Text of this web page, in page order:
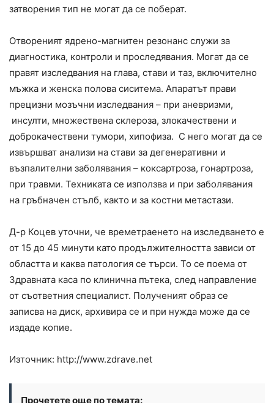
затворения тип не могат да се поберат.
Отвореният ядрено-магнитен резонанс служи за
диагностика, контроли и проследявания. Могат да се
правят изследвания на глава, стави и таз, включително
мъжка и женска полова сиситема. Апаратът прави
прецизни мозъчни изследвания – при аневризми,
инсулти, множествена склероза, злокачествени и
доброкачествени тумори, хипофиза. С него могат да се
извършват анализи на стави за дегенеративни и
възпалителни заболявания – коксартроза, гонартроза,
при травми. Техниката се използва и при заболявания
на гръбначен стълб, както и за костни метастази.
Д-р Коцев уточни, че времетраенето на изследването е
от 15 до 45 минути като продължителността зависи от
областта и каква патология се търси. То се поема от
Здравната каса по клинична пътека, след направление
от съответния специалист. Полученият образ се
записва на диск, архивира се и при нужда може да се
издаде копие.
Източник: http://www.zdrave.net
Прочетете още по темата: